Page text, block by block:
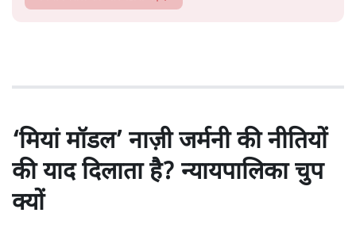
‘मियां मॉडल’ नाज़ी जर्मनी की नीतियों
की याद दिलाता है? न्यायपालिका चुप
क्यों